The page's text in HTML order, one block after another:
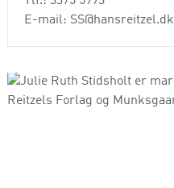
E-mail: SS@hansreitzel.dk